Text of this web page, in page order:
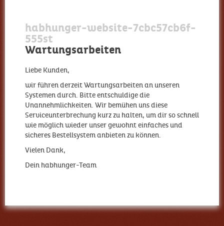
habhunger-website-7cbc57cb6f-
555st
Wartungsarbeiten
Liebe Kunden,
wir führen derzeit Wartungsarbeiten an unseren
Systemen durch. Bitte entschuldige die
Unannehmlichkeiten. Wir bemühen uns diese
Serviceunterbrechung kurz zu halten, um dir so schnell
wie möglich wieder unser gewohnt einfaches und
sicheres Bestellsystem anbieten zu können.
Vielen Dank,
Dein habhunger-Team